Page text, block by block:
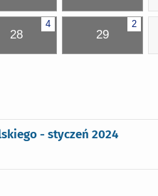
4
28
2
29
- styczeń 2024